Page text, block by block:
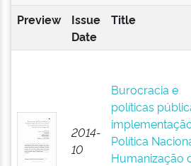
Preview
Issue
Date
Title
2014-
10
Burocracia e
políticas
Política
Humanização